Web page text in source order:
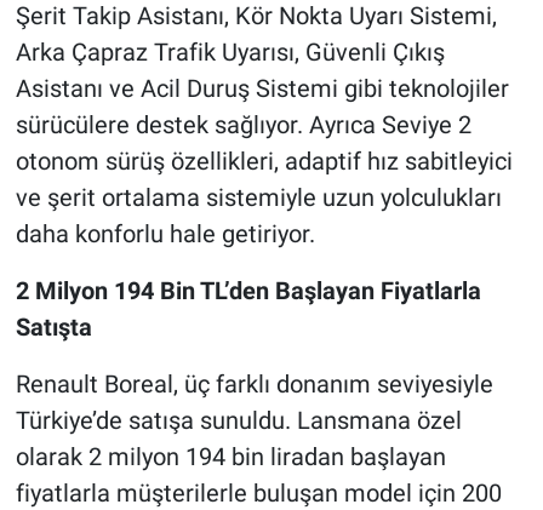
Şerit Takip Asistanı, Kör Nokta Uyarı Sistemi,
Arka Çapraz Trafik Uyarısı, Güvenli Çıkış
Asistanı ve Acil Duruş Sistemi gibi teknolojiler
sürücülere destek sağlıyor. Ayrıca Seviye 2
otonom sürüş özellikleri, adaptif hız sabitleyici
ve şerit ortalama sistemiyle uzun yolculukları
daha konforlu hale getiriyor.
2 Milyon 194 Bin TL’den Başlayan Fiyatlarla
Satışta
Renault Boreal, üç farklı donanım seviyesiyle
Türkiye’de satışa sunuldu. Lansmana özel
olarak 2 milyon 194 bin liradan başlayan
fiyatlarla müşterilerle buluşan model için 200